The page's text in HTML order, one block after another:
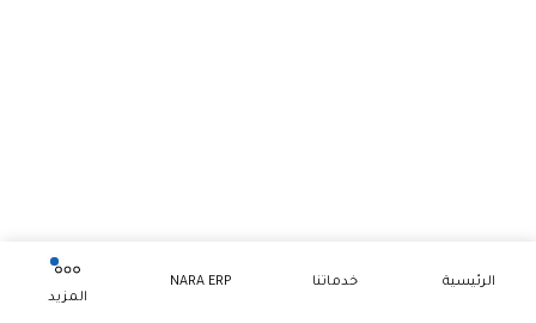
الرئيسية خدماتنا
NARA ERP
المزيد